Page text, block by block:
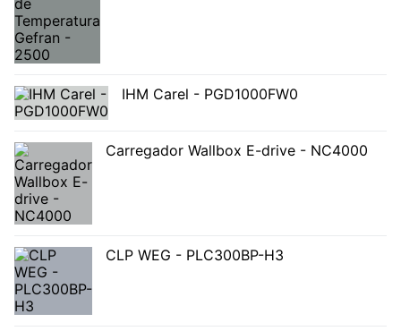
IHM Carel - PGD1000FW0
Carregador Wallbox E-drive - NC4000
CLP WEG - PLC300BP-H3